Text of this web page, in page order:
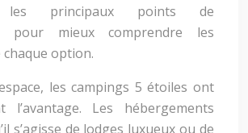
les principaux points de
pour mieux comprendre les
option.
les campings 5 étoiles ont
l’avantage. Les hébergements
s’agisse de lodges luxueux ou de